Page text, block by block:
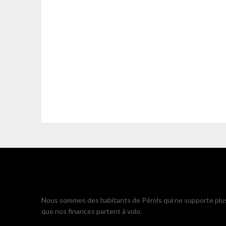
Nous sommes des habitants de Pérols qui ne supporte
que nos finances partent à volo.